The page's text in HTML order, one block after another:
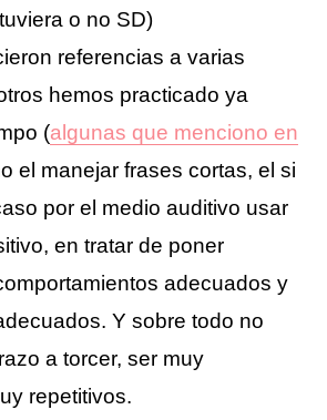
o no SD)
referencias a varias
hemos practicado ya
(algunas que menciono en
el manejar frases cortas, el si
por el medio auditivo usar
en tratar de poner
adecuados y
Y sobre todo no
a torcer, ser muy
repetitivos.